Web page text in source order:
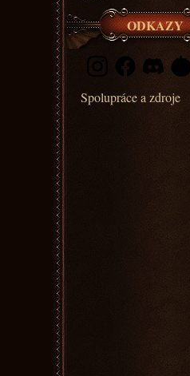
ODKAZY
Spolupráce a zdroje